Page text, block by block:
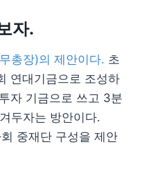
자.
총장)의 제안이다. 초
연대기금으로 조성하
자 기금으로 쓰고 3분
두자는 방안이다.
중재단 구성을 제안